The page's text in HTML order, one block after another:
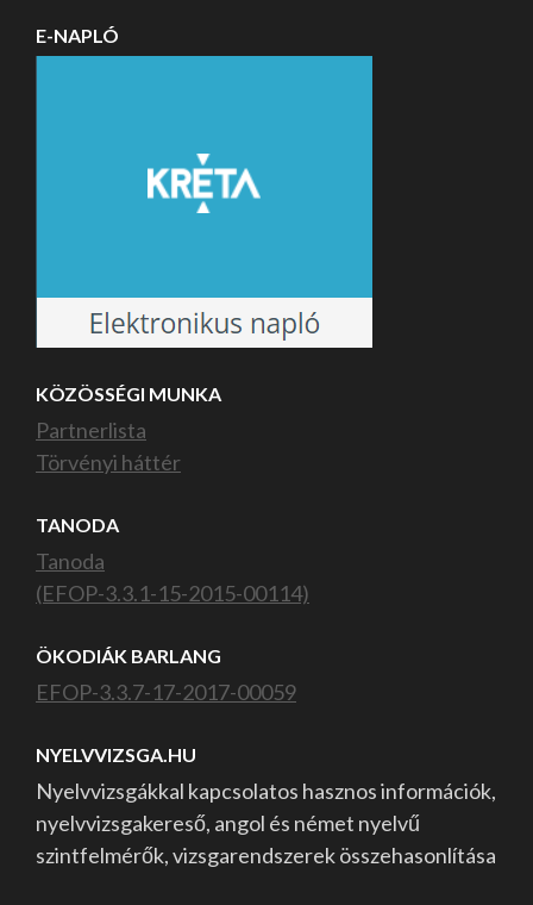
E-NAPLÓ
KÖZÖSSÉGI MUNKA
Partnerlista
Törvényi háttér
TANODA
Tanoda
(EFOP-3.3.1-15-2015-00114)
ÖKODIÁK BARLANG
EFOP-3.3.7-17-2017-00059
NYELVVIZSGA.HU
Nyelvvizsgákkal kapcsolatos hasznos információk,
nyelvvizsgakereső, angol és német nyelvű
szintfelmérők, vizsgarendszerek összehasonlítása